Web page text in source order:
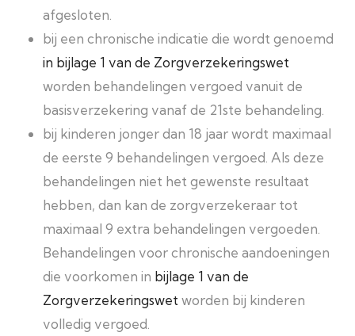
afgesloten.
bij een chronische indicatie die wordt genoemd
in bijlage 1 van de Zorgverzekeringswet
worden behandelingen vergoed vanuit de
basisverzekering vanaf de 21ste behandeling.
bij kinderen jonger dan 18 jaar wordt maximaal
de eerste 9 behandelingen vergoed. Als deze
behandelingen niet het gewenste resultaat
hebben, dan kan de zorgverzekeraar tot
maximaal 9 extra behandelingen vergoeden.
Behandelingen voor chronische aandoeningen
die voorkomen in bijlage 1 van de
Zorgverzekeringswet worden bij kinderen
volledig vergoed.